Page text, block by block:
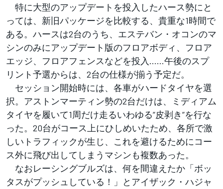
特に大型のアップデートを投入したハース勢にと
っては、新旧パッケージを比較する、貴重な1時間で
ある。ハースは2台のうち、エステバン・オコンのマ
シンのみにアップデート版のフロアボディ、フロア
エッジ、フロアフェンスなどを投入……午後のスプ
リント予選からは、2台の仕様が揃う予定だ。
セッション開始時には、各車がハードタイヤを選
択。アストンマーティン勢の2台だけは、ミディアム
タイヤを履いて1周だけ走るいわゆる”皮剥き”を行な
った。20台がコース上にひしめいたため、各所で激
しいトラフィックが生じ、これを避けるためにコー
ス外に飛び出してしまうマシンも複数あった。
なおレーシングブルズは、何を間違えたか「ボッ
タスがプッシュしている！」とアイザック・ハジャ